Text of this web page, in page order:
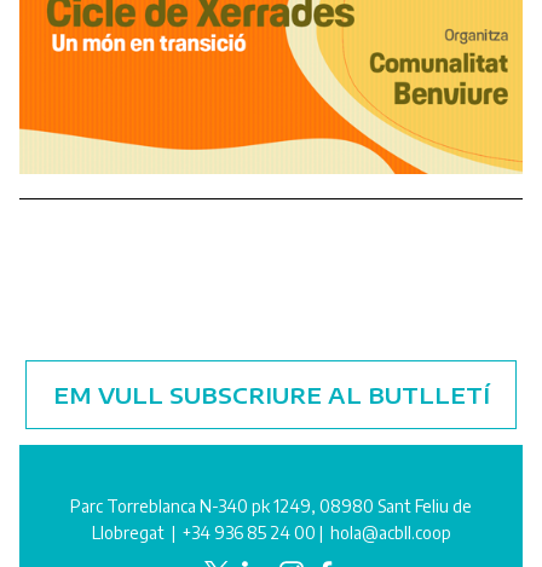
EM VULL SUBSCRIURE AL BUTLLETÍ
Parc Torreblanca N-340 pk 1249, 08980 Sant Feliu de
Llobregat | +34 936 85 24 00 | hola@acbll.coop